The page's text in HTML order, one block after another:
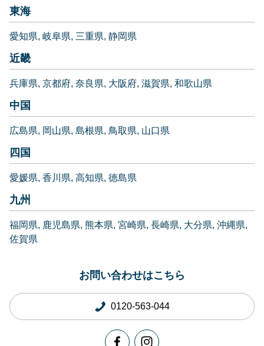
東海
愛知県 岐阜県 三重県 静岡県
近畿
兵庫県 京都府 奈良県 大阪府 滋賀県 和歌山県
中国
広島県 岡山県 島根県 鳥取県 山口県
四国
愛媛県 香川県 高知県 徳島県
九州
福岡県 鹿児島県 熊本県 宮崎県 長崎県 大分県 沖縄県
佐賀県
お問い合わせはこちら
0120-563-044